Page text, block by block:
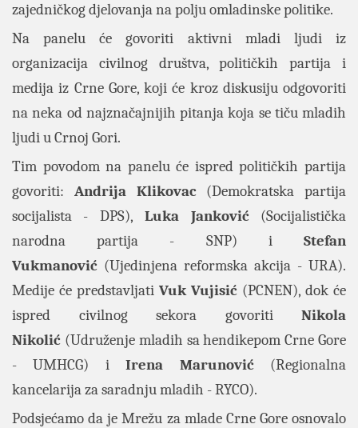
zajedničkog djelovanja na polju omladinske politike.
Na panelu će govoriti aktivni mladi ljudi iz
organizacija civilnog društva, političkih partija i
medija iz Crne Gore, koji će kroz diskusiju odgovoriti
na neka od najznačajnijih pitanja koja se tiču mladih
ljudi u Crnoj Gori.
Tim povodom na panelu će ispred političkih partija
govoriti: Andrija Klikovac(Demokratska partija
socijalista - DPS),Luka Janković(Socijalistička
narodna partija - SNP) i Stefan
Vukmanović (Ujedinjena reformska akcija - URA).
Medije će predstavljati Vuk Vujisić (PCNEN), dok će
ispred civilnog sekora govoriti Nikola
Nikolić (Udruženje mladih sa hendikepom Crne Gore
- UMHCG) iIrena Marunović(Regionalna
kancelarija za saradnju mladih - RYCO).
Podsjećamo da jeMrežu za mlade Crne Gore osnovalo